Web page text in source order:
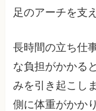
足のアーチを支
長時間の立ち仕
な負担がかかる
みを引き起こし
側に体重がかか